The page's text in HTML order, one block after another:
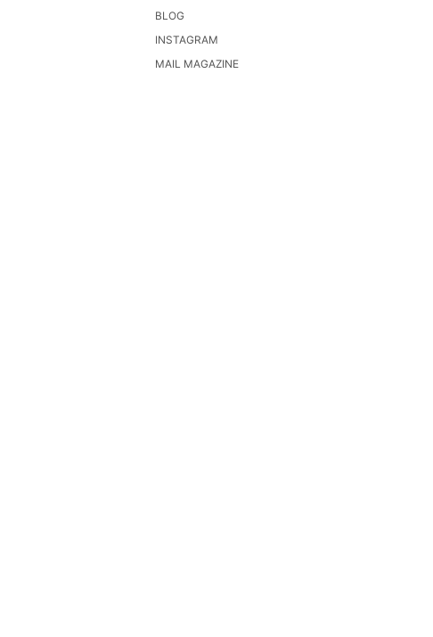
BLOG
INSTAGRAM
MAIL MAGAZINE